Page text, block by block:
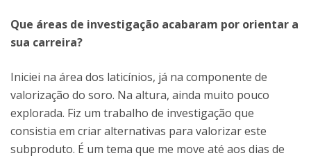
Que áreas de investigação acabaram por orientar a
sua carreira?
Iniciei na área dos laticínios, já na componente de
valorização do soro. Na altura, ainda muito pouco
explorada. Fiz um trabalho de investigação que
consistia em criar alternativas para valorizar este
subproduto. É um tema que me move até aos dias de